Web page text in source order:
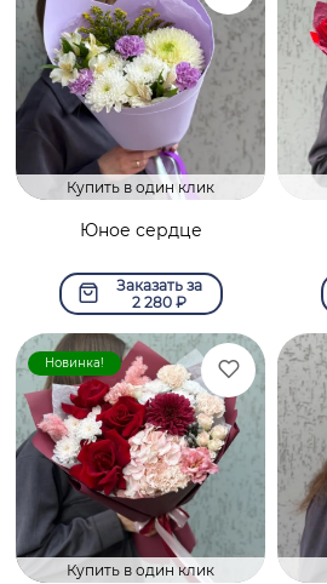
Купить в один клик
Юное сердце
Заказать за
2 280₽
Новинка!
Купить в один клик